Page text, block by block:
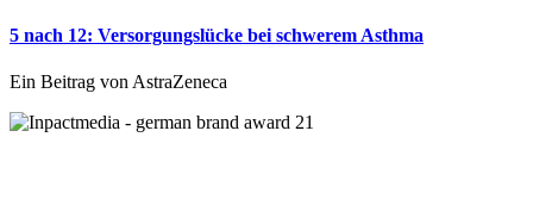
5 nach 12: Versorgungslücke bei schwerem Asthma
Ein Beitrag von AstraZeneca